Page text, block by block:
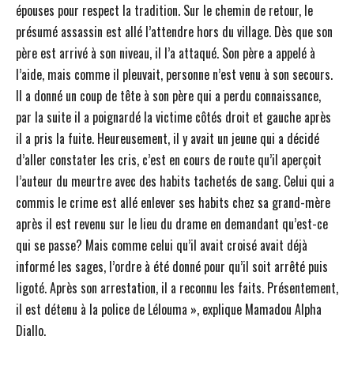
épouses pour respect la tradition. Sur le chemin de retour, le
présumé assassin est allé l’attendre hors du village. Dès que son
père est arrivé à son niveau, il l’a attaqué. Son père a appelé à
l’aide, mais comme il pleuvait, personne n’est venu à son secours.
Il a donné un coup de tête à son père qui a perdu connaissance,
par la suite il a poignardé la victime côtés droit et gauche après
il a pris la fuite. Heureusement, il y avait un jeune qui a décidé
d’aller constater les cris, c’est en cours de route qu’il aperçoit
l’auteur du meurtre avec des habits tachetés de sang. Celui qui a
commis le crime est allé enlever ses habits chez sa grand-mère
après il est revenu sur le lieu du drame en demandant qu’est-ce
qui se passe? Mais comme celui qu’il avait croisé avait déjà
informé les sages, l’ordre à été donné pour qu’il soit arrêté puis
ligoté. Après son arrestation, il a reconnu les faits. Présentement,
il est détenu à la police de Lélouma », explique Mamadou Alpha
Diallo.